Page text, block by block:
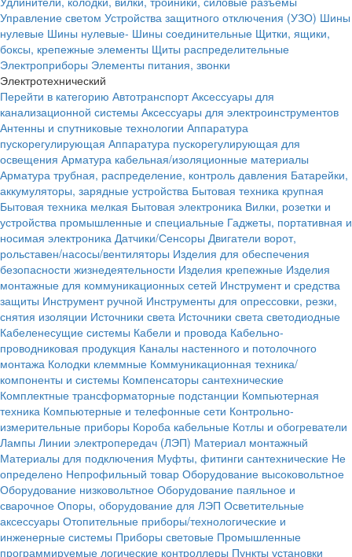
Управление светом Устройства защитного отключения (УЗО) Шины
нулевые Шины нулевые- Шины соединительные Щитки, ящики,
боксы, крепежные элементы Щиты распределительные
Электроприборы Элементы питания, звонки
Электротехнический
Перейти в категорию Автотранспорт Аксессуары для
канализационной системы Аксессуары для электроинструментов
Антенны и спутниковые технологии Аппаратура
пускорегулирующая Аппаратура пускорегулирующая для
освещения Арматура кабельная/изоляционные материалы
Арматура трубная, распределение, контроль давления Батарейки,
аккумуляторы, зарядные устройства Бытовая техника крупная
Бытовая техника мелкая Бытовая электроника Вилки, розетки и
устройства промышленные и специальные Гаджеты, портативная и
носимая электроника Датчики/Сенсоры Двигатели ворот,
рольставен/насосы/вентиляторы Изделия для обеспечения
безопасности жизнедеятельности Изделия крепежные Изделия
монтажные для коммуникационных сетей Инструмент и средства
защиты Инструмент ручной Инструменты для опрессовки, резки,
снятия изоляции Источники света Источники света светодиодные
Кабеленесущие системы Кабели и провода Кабельно-
проводниковая продукция Каналы настенного и потолочного
монтажа Колодки клеммные Коммуникационная техника/
компоненты и системы Компенсаторы сантехнические
Комплектные трансформаторные подстанции Компьютерная
техника Компьютерные и телефонные сети Контрольно-
измерительные приборы Короба кабельные Котлы и обогреватели
Лампы Линии электропередач (ЛЭП) Материал монтажный
Материалы для подключения Муфты, фитинги сантехнические Не
определено Непрофильный товар Оборудование высоковольтное
Оборудование низковольтное Оборудование паяльное и
сварочное Опоры, оборудование для ЛЭП Осветительные
аксессуары Отопительные приборы/технологические и
инженерные системы Приборы световые Промышленные
программируемые логические контроллеры Пункты установки